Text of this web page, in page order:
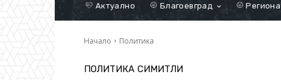
Актуално Благоевград Региона
Начало Политика
ПОЛИТИКА СИМИТЛИ